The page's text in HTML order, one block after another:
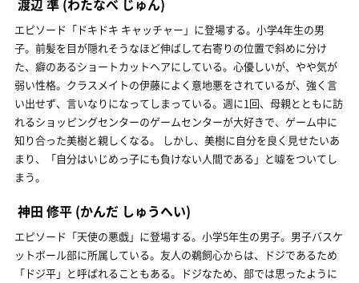
エピソード「ドキドキ キャッチャー」に登場する。小学4年生の男
子。前髪を目が隠れそうなほど伸ばして右寄りの位置で斜めに分け
た、癖のあるショートカットヘアにしている。心優しいが、やや気が
弱い性格。クラスメイトの伊藤によく意地悪をされているが、強く言
い出せず、言いなりになってしまっている。週に1回、母親とともに訪
れるショッピングセンターのゲームセンターが大好きで、ゲーム中に
知り合った美樹と親しくなる。 しかし、美樹に自分を良く見せたいあ
まり、「自分はいじめっ子にも負けない人間である」と噓をついてし
まう。
神田 修平 (かんだ しゅうへい)
エピソード「天使の悪戯」に登場する。小学5年生の男子。男子バスケ
ットボール部に所属している。友人の鵜飼心からは、ドジであるため
「ドジ平」と呼ばれることもある。ドジなため、部では思ったように